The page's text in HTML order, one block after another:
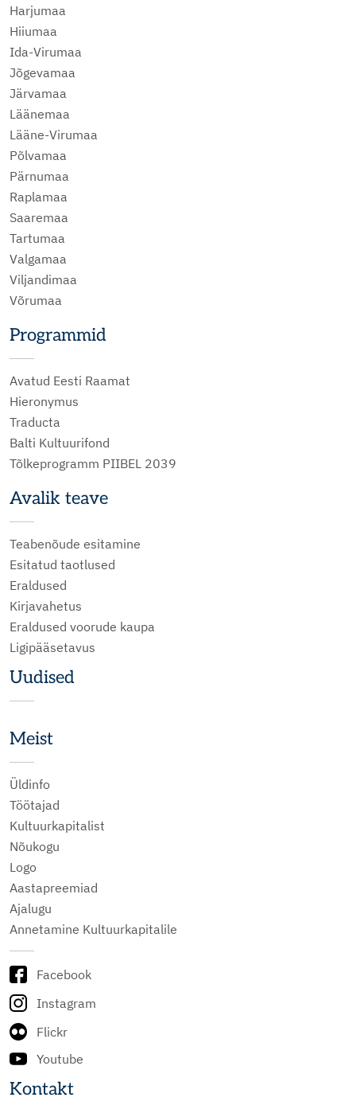
Harjumaa
Hiiumaa
Ida-Virumaa
Jõgevamaa
Järvamaa
Läänemaa
Lääne-Virumaa
Põlvamaa
Pärnumaa
Raplamaa
Saaremaa
Tartumaa
Valgamaa
Viljandimaa
Võrumaa
Programmid
Avatud Eesti Raamat
Hieronymus
Traducta
Balti Kultuurifond
Tõlkeprogramm PIIBEL 2039
Avalik teave
Teabenõude esitamine
Esitatud taotlused
Eraldused
Kirjavahetus
Eraldused voorude kaupa
Ligipääsetavus
Uudised
Meist
Üldinfo
Töötajad
Kultuurkapitalist
Nõukogu
Logo
Aastapreemiad
Ajalugu
Annetamine Kultuurkapitalile
Facebook
Instagram
Flickr
Youtube
Kontakt